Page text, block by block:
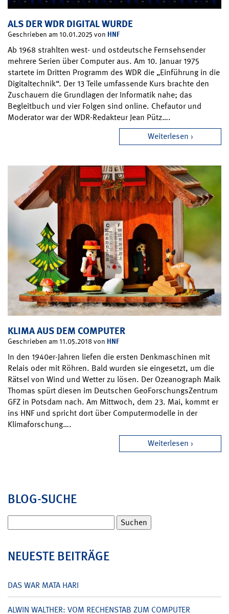
ALS DER WDR DIGITAL WURDE
Geschrieben am 10.01.2025 von HNF
Ab 1968 strahlten west- und ostdeutsche Fernsehsender
mehrere Serien über Computer aus. Am 10. Januar 1975
startete im Dritten Programm des WDR die „Einführung in die
Digitaltechnik“. Der 13 Teile umfassende Kurs brachte den
Zuschauern die Grundlagen der Informatik nahe; das
Begleitbuch und vier Folgen sind online. Chefautor und
Moderator war der WDR-Redakteur Jean Pütz….
Weiterlesen
KLIMA AUS DEM COMPUTER
Geschrieben am 11.05.2018 von HNF
In den 1940er-Jahren liefen die ersten Denkmaschinen mit
Relais oder mit Röhren. Bald wurden sie eingesetzt, um die
Rätsel von Wind und Wetter zu lösen. Der Ozeanograph Maik
Thomas spürt diesen im Deutschen GeoForschungsZentrum
GFZ in Potsdam nach. Am Mittwoch, dem 23. Mai, kommt er
ins HNF und spricht dort über Computermodelle in der
Klimaforschung….
Weiterlesen
BLOG-SUCHE
nach:
NEUESTE BEITRÄGE
DAS WAR MATA HARI
ALWIN WALTHER: VOM RECHENSTAB ZUM COMPUTER